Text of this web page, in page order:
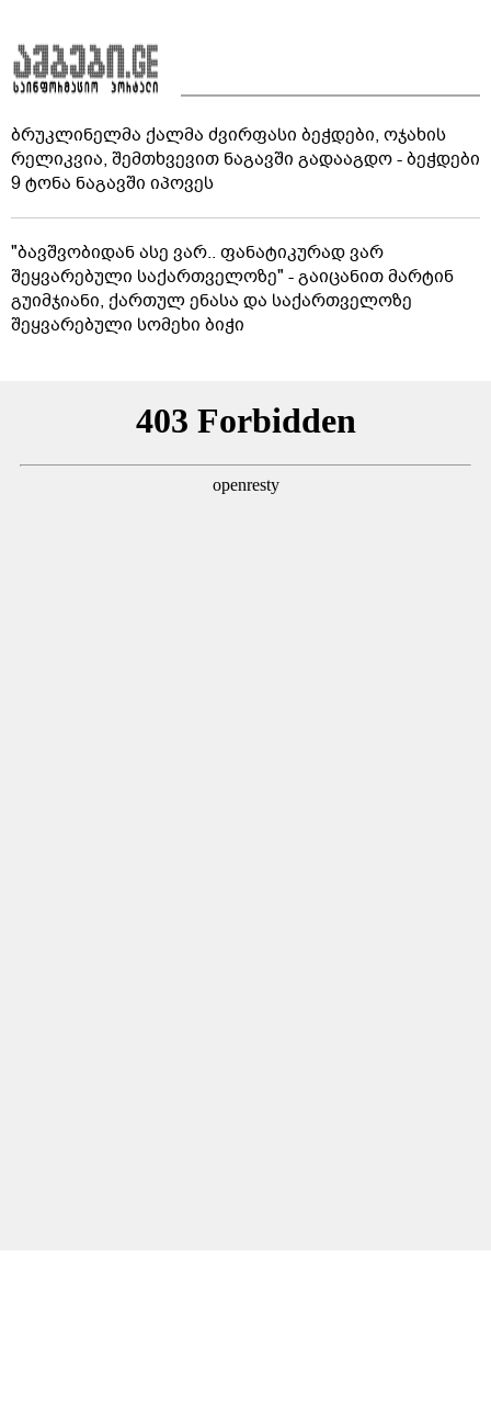
ბრუკლინელმა ქალმა ძვირფასი ბეჭდები, ოჯახის
რელიკვია, შემთხვევით ნაგავში გადააგდო - ბეჭდები
9 ტონა ნაგავში იპოვეს
"ბავშვობიდან ასე ვარ.. ფანატიკურად ვარ
შეყვარებული საქართველოზე" - გაიცანით მარტინ
გუიმჯიანი, ქართულ ენასა და საქართველოზე
შეყვარებული სომეხი ბიჭი